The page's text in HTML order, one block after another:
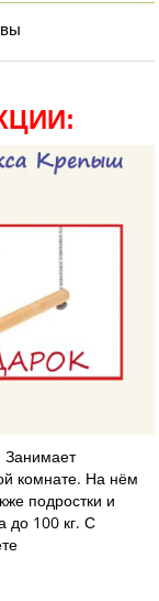
комнате. На нём
подростки и
до 100 кг. С